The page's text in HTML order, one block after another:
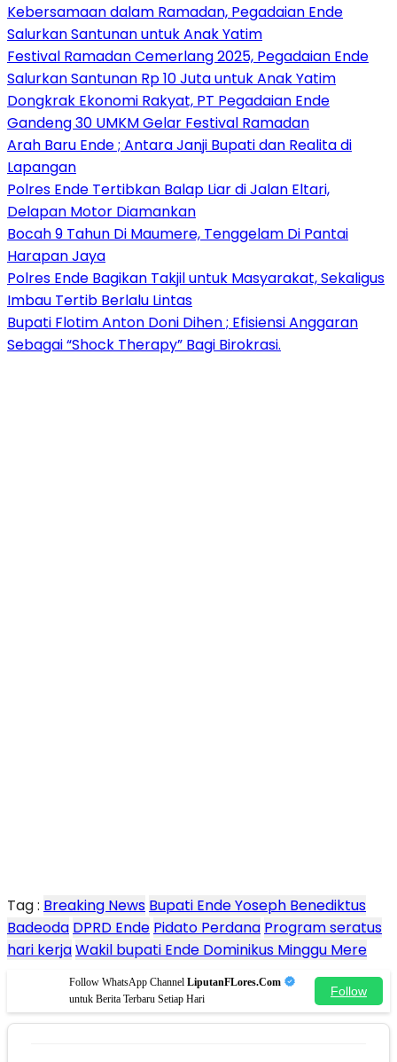
Kebersamaan dalam Ramadan, Pegadaian Ende
Salurkan Santunan untuk Anak Yatim
Festival Ramadan Cemerlang 2025, Pegadaian Ende
Salurkan Santunan Rp 10 Juta untuk Anak Yatim
Dongkrak Ekonomi Rakyat, PT Pegadaian Ende
Gandeng 30 UMKM Gelar Festival Ramadan
Arah Baru Ende ; Antara Janji Bupati dan Realita di
Lapangan
Polres Ende Tertibkan Balap Liar di Jalan Eltari,
Delapan Motor Diamankan
Bocah 9 Tahun Di Maumere, Tenggelam Di Pantai
Harapan Jaya
Polres Ende Bagikan Takjil untuk Masyarakat, Sekaligus
Imbau Tertib Berlalu Lintas
Bupati Flotim Anton Doni Dihen ; Efisiensi Anggaran
Sebagai “Shock Therapy” Bagi Birokrasi.
Tag : Breaking News Bupati Ende Yoseph Benediktus
Badeoda DPRD Ende Pidato Perdana Program seratus
hari kerjaWakil bupati Ende Dominikus Minggu Mere
Follow WhatsApp Channel LiputanFLores.Com
untuk Berita Terbaru Setiap Hari
Follow